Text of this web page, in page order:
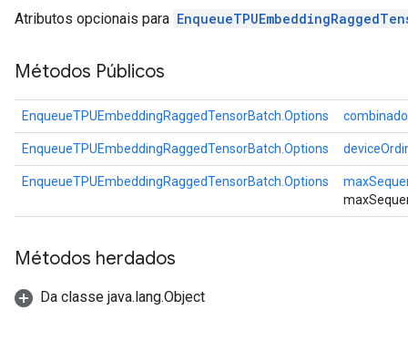
Atributos opcionais para
Métodos Públicos
EnqueueTPUEmbeddingRaggedTensorBatch.Options
EnqueueTPUEmbeddingRaggedTensorBatch.Options
EnqueueTPUEmbeddingRaggedTensorBatch.Options
Métodos herdados
Da classe java.lang.Object